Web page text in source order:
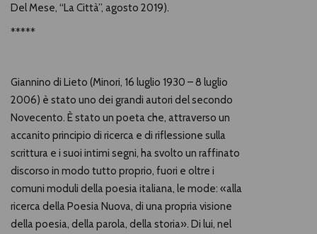
Del Mese, “La Città”, agosto 2019).
*****
Giannino di Lieto (Minori, 16 luglio 1930 – 8 luglio
2006) è stato uno dei grandi autori del secondo
Novecento. È stato un poeta che, attraverso un
accanito principio di ricerca e di riflessione sulla
scrittura e i suoi intimi segni, ha svolto un raffinato
discorso in modo tutto proprio, fuori e oltre i
comuni moduli della poesia italiana, le mode: «alla
ricerca della Poesia Nuova, di una propria visione
della poesia, della parola, della storia». Di lui, nel